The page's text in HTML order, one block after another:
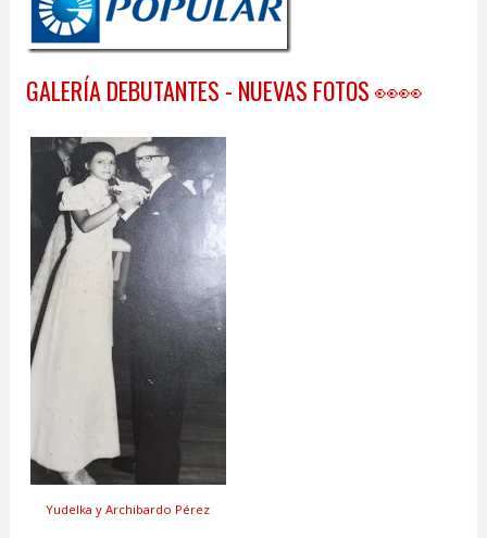
GALERÍA DEBUTANTES - NUEVAS FOTOS 👀👀
Yudelka y Archibardo Pérez